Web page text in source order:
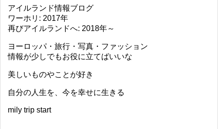
アイルランド情報ブログ
ワーホリ: 2017年
再びアイルランドへ: 2018年～
ヨーロッパ・旅行・写真・ファッション
情報が少しでもお役に立てばいいな
美しいものやことが好き
自分の人生を、今を幸せに生きる
mily trip start